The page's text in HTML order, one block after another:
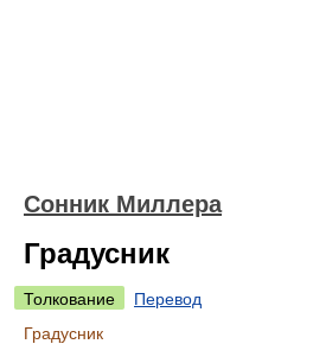
Сонник Миллера
Градусник
Толкование
Перевод
Градусник